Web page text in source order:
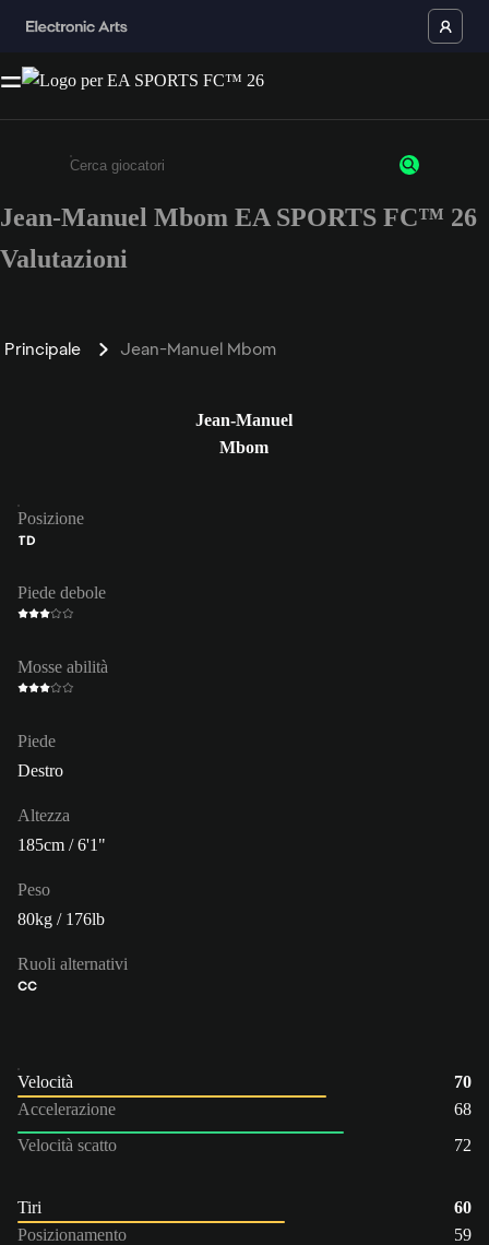
Inserisci un minimo di 3 caratteri o numeri.
Jean-Manuel Mbom EA SPORTS FC™ 26
Valutazioni
Principale Jean-Manuel Mbom
Jean-Manuel
Mbom
Posizione
TD
Piede debole
Mosse abilità
Piede
Destro
Altezza
185cm / 6'1"
Peso
80kg / 176lb
Ruoli alternativi
CC
Velocità
70
Accelerazione
68
Velocità scatto
72
Tiri
60
Posizionamento
59